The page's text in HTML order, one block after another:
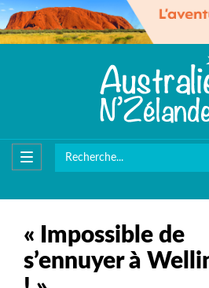
« Impossible de
s’ennuyer à